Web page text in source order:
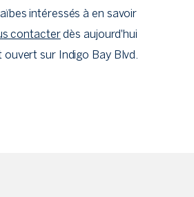
intéressés à en savoir
contacterdès aujourd'hui
sur Indigo Bay Blvd.